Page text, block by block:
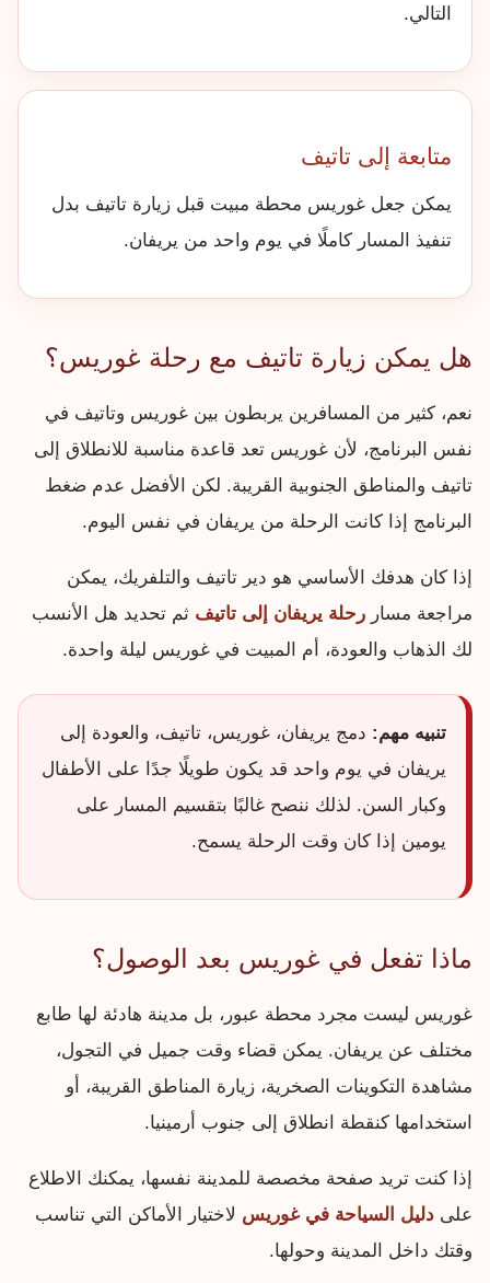
التالي.
متابعة إلى تاتيف
يمكن جعل غوريس محطة مبيت قبل زيارة تاتيف بدل
تنفيذ المسار كاملًا في يوم واحد من يريفان.
هل يمكن زيارة تاتيف مع رحلة غوريس؟
نعم، كثير من المسافرين يربطون بين غوريس وتاتيف في
نفس البرنامج، لأن غوريس تعد قاعدة مناسبة للانطلاق إلى
تاتيف والمناطق الجنوبية القريبة. لكن الأفضل عدم ضغط
البرنامج إذا كانت الرحلة من يريفان في نفس اليوم.
إذا كان هدفك الأساسي هو دير تاتيف والتلفريك، يمكن
مراجعة مسار رحلة يريفان إلى تاتيف ثم تحديد هل الأنسب
لك الذهاب والعودة، أم المبيت في غوريس ليلة واحدة.
تنبيه مهم: دمج يريفان، غوريس، تاتيف، والعودة إلى
يريفان في يوم واحد قد يكون طويلًا جدًا على الأطفال
وكبار السن. لذلك ننصح غالبًا بتقسيم المسار على
يومين إذا كان وقت الرحلة يسمح.
ماذا تفعل في غوريس بعد الوصول؟
غوريس ليست مجرد محطة عبور، بل مدينة هادئة لها طابع
مختلف عن يريفان. يمكن قضاء وقت جميل في التجول،
مشاهدة التكوينات الصخرية، زيارة المناطق القريبة، أو
استخدامها كنقطة انطلاق إلى جنوب أرمينيا.
إذا كنت تريد صفحة مخصصة للمدينة نفسها، يمكنك الاطلاع
على دليل السياحة في غوريس لاختيار الأماكن التي تناسب
وقتك داخل المدينة وحولها.